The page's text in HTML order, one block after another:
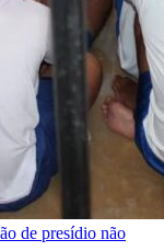
de presídio não